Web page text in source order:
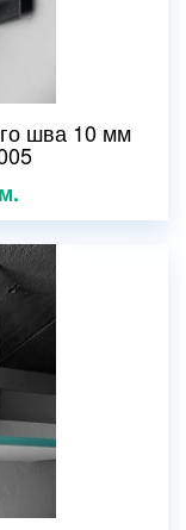
шва 10 мм